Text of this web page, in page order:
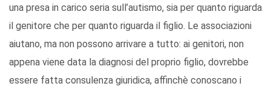
una presa in carico seria sull’autismo, sia per quanto riguarda
il genitore che per quanto riguarda il figlio. Le associazioni
aiutano, ma non possono arrivare a tutto: ai genitori, non
appena viene data la diagnosi del proprio figlio, dovrebbe
essere fatta consulenza giuridica, affinchè conoscano i